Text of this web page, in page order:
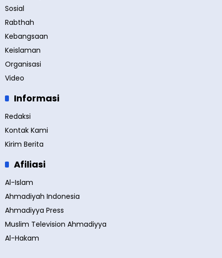
Sosial
Rabthah
Kebangsaan
Keislaman
Organisasi
Video
Informasi
Redaksi
Kontak Kami
Kirim Berita
Afiliasi
Al-Islam
Ahmadiyah Indonesia
Ahmadiyya Press
Muslim Television Ahmadiyya
Al-Hakam